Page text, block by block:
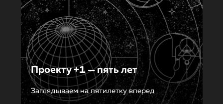
Проекту +1 — пять лет
Заглядываем на пятилетку вперед